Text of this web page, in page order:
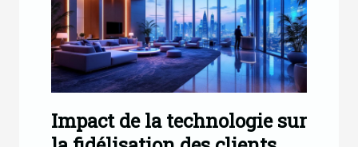
Impact de la technologie sur